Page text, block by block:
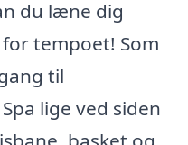
du læne dig
tempoet! Som
til
lige ved siden